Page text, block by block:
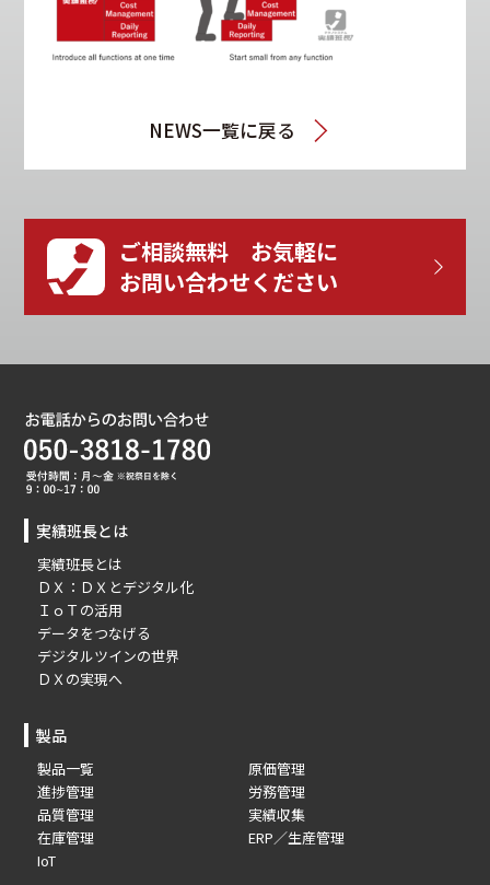
NEWS一覧に戻る
ご相談無料 お気軽に
お問い合わせください
実績班長とは
実績班長とは
ＤＸ：ＤＸとデジタル化
ＩｏＴの活用
データをつなげる
デジタルツインの世界
ＤＸの実現へ
製品
製品一覧
進捗管理
品質管理
在庫管理
IoT
原価管理
労務管理
実績収集
ERP／生産管理